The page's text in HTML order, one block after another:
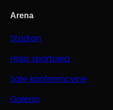
Arena
Stadion
Hala sportowa
Sale konferencyjne
Galeria